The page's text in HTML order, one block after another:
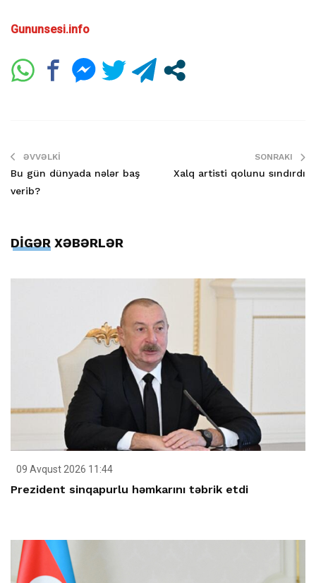
Gununsesi.info
ƏVVƏLKI
Bu gün dünyada nələr baş
verib?
SONRAKI
Xalq artisti qolunu sındırdı
DİGƏR XƏBƏRLƏR
09 Avqust 2026 11:44
Prezident sinqapurlu həmkarını təbrik etdi